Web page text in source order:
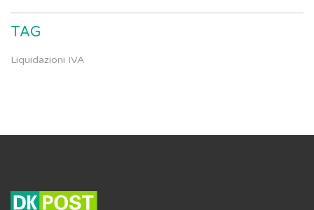
TAG
Liquidazioni IVA